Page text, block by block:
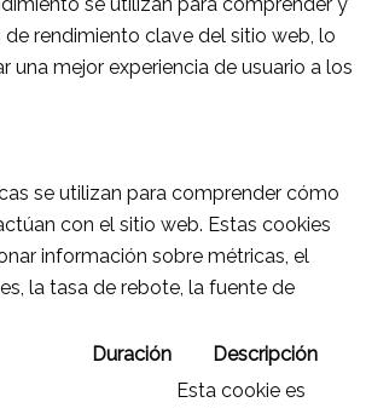
de rendimiento clave del sitio web, lo
una mejor experiencia de usuario a los
se utilizan para comprender cómo
con el sitio web. Estas cookies
información sobre métricas, el
la tasa de rebote, la fuente de
Duración Descripción
Esta cookie es